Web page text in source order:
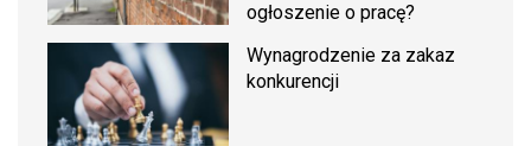
ogłoszenie o pracę?
Wynagrodzenie za zakaz
konkurencji